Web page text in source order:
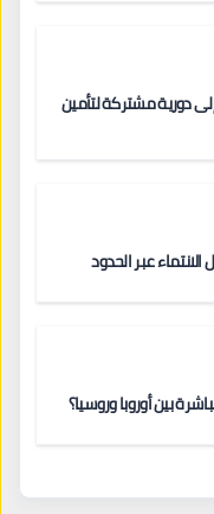
دورية مشتركة لتأمين
عبر الحدود
بين أوروبا وروسيا؟